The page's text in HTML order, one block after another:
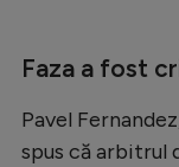
Faza a fost
Pavel
spus că arbitrul